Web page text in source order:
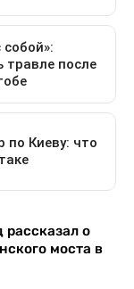
рассказал о
моста в